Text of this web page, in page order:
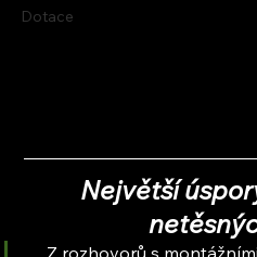
Dotace
Největší
Z rozhovorů s